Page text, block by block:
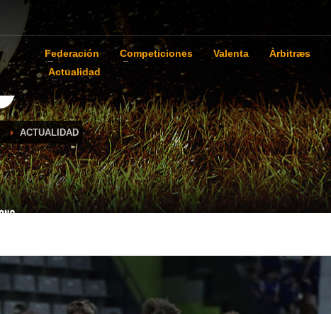
Federación Competiciones Valenta Àrbitræs
Actualidad
ACTUALIDAD